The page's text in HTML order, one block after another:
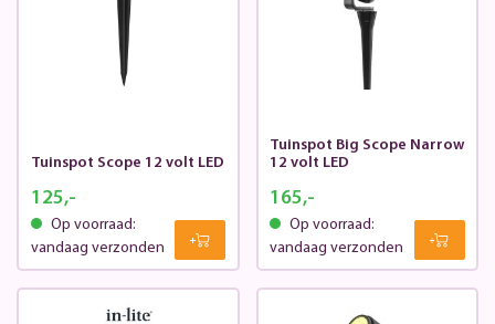
Tuinspot Scope 12 volt LED
125,-
Op voorraad:
vandaag verzonden
Tuinspot Big Scope Narrow
12 volt LED
165,-
Op voorraad:
vandaag verzonden